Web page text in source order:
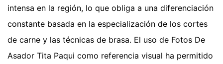
intensa en la región, lo que obliga a una diferenciación
constante basada en la especialización de los cortes
de carne y las técnicas de brasa. El uso de Fotos De
Asador Tita Paqui como referencia visual ha permitido